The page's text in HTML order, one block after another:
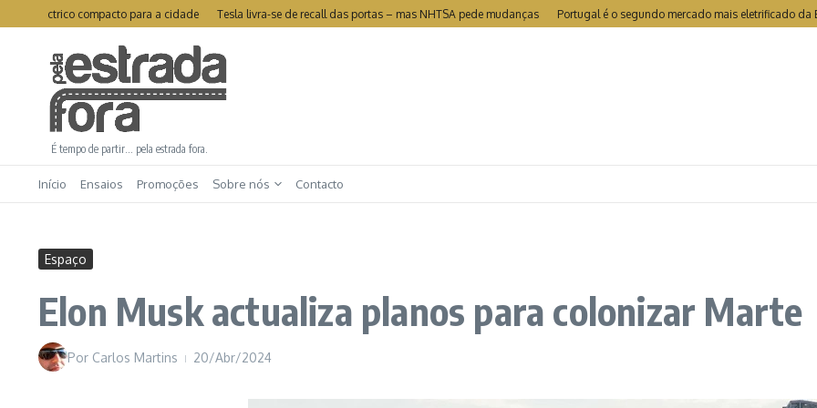
Ir para o conteúdo
eléctrico compacto para a cidade Tesla livra-se de recall das portas – mas NHTSA pede mudanças Portugal é o segundo mercado mais eletrificado da
É tempo de partir… pela estrada fora.
Início Ensaios Promoções Sobre nós Contacto
Espaço
Elon Musk actualiza planos para colonizar Marte
Por Carlos Martins 20/Abr/2024